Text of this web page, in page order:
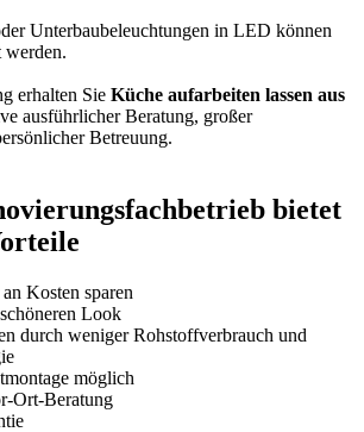
Unterbaubeleuchtungen in LED können
werden.
erhalten Sie Küche aufarbeiten lassen aus
ausführlicher Beratung, großer
Betreuung.
bietet
Kosten sparen
Look
durch weniger Rohstoffverbrauch und
möglich
Ort-Beratung